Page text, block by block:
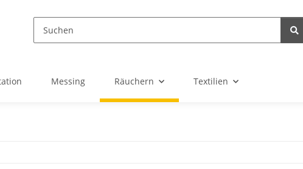
Messing Räuchern Textilien